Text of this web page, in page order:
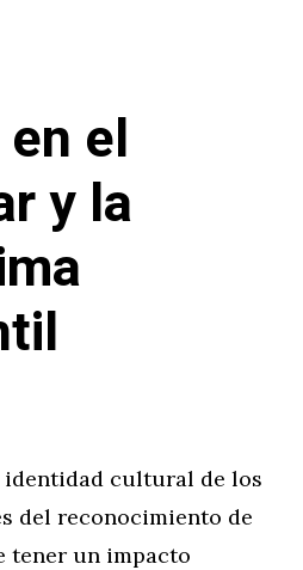
el
y la
identidad cultural de los
del reconocimiento de
tener un impacto